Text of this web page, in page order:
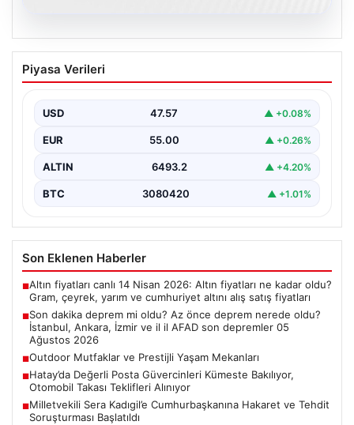
05.08.2026
Son dakika deprem mi oldu? Az önce
deprem nerede oldu? İstanbul, Ankara,
Ağustos 2026
{ "title": "05 Ağustos 2026 Güncel Deprem Durumu ve
Son Değerlendirmeler", "content": "Bugün ülkemizde…
Piyasa Verileri
USD 47.57 ▲ +0.08%
EUR 55.00 ▲ +0.26%
ALTIN 6493.2 ▲ +4.20%
BTC 3080420 ▲ +1.01%
Son Eklenen Haberler
■Altın fiyatları canlı 14 Nisan 2026: Altın fiyatları ne kadar oldu?
Gram, çeyrek, yarım ve cumhuriyet altını alış satış fiyatları
■Son dakika deprem mi oldu? Az önce deprem nerede oldu?
İstanbul, Ankara, İzmir ve il il AFAD son depremler 05
Ağustos 2026
■Outdoor Mutfaklar ve Prestijli Yaşam Mekanları
■Hatay’da Değerli Posta Güvercinleri Kümeste Bakılıyor,
Otomobil Takası Teklifleri Alınıyor
■Milletvekili Sera Kadıgil’e Cumhurbaşkanına Hakaret ve Tehdit
Soruşturması Başlatıldı